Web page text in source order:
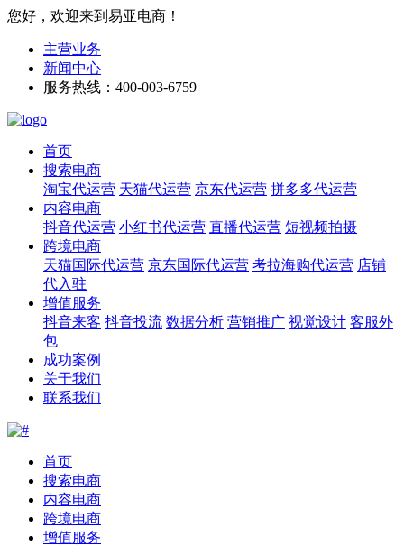
您好，欢迎来到易亚电商！
主营业务
新闻中心
服务热线：400-003-6759
首页
搜索电商
淘宝代运营 天猫代运营 京东代运营 拼多多代运营
内容电商
抖音代运营 小红书代运营 直播代运营 短视频拍摄
跨境电商
天猫国际代运营 京东国际代运营 考拉海购代运营 店铺
代入驻
增值服务
抖音来客 抖音投流 数据分析 营销推广 视觉设计 客服外
包
成功案例
关于我们
联系我们
首页
搜索电商
内容电商
跨境电商
增值服务